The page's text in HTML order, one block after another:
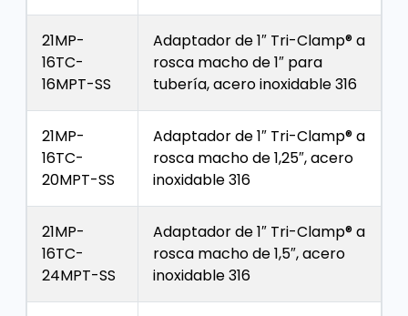
21MP-
16TC-
16MPT-SS
Adaptador de 1″ Tri-Clamp® a
rosca macho de 1″ para
tubería, acero inoxidable 316
21MP-
16TC-
20MPT-SS
Adaptador de 1″ Tri-Clamp® a
rosca macho de 1,25″, acero
inoxidable 316
21MP-
16TC-
24MPT-SS
Adaptador de 1″ Tri-Clamp® a
rosca macho de 1,5″, acero
inoxidable 316